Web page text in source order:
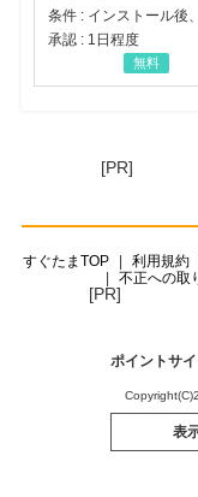
承認 : 1日程度
無料
[PR]
すぐたまTOP 利用規約
不正への取
[PR]
ポイントサ
表